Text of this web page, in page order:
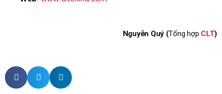
Nguyễn Quý (Tổng hợp CLT)